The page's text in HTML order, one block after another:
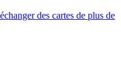
des cartes de plus de